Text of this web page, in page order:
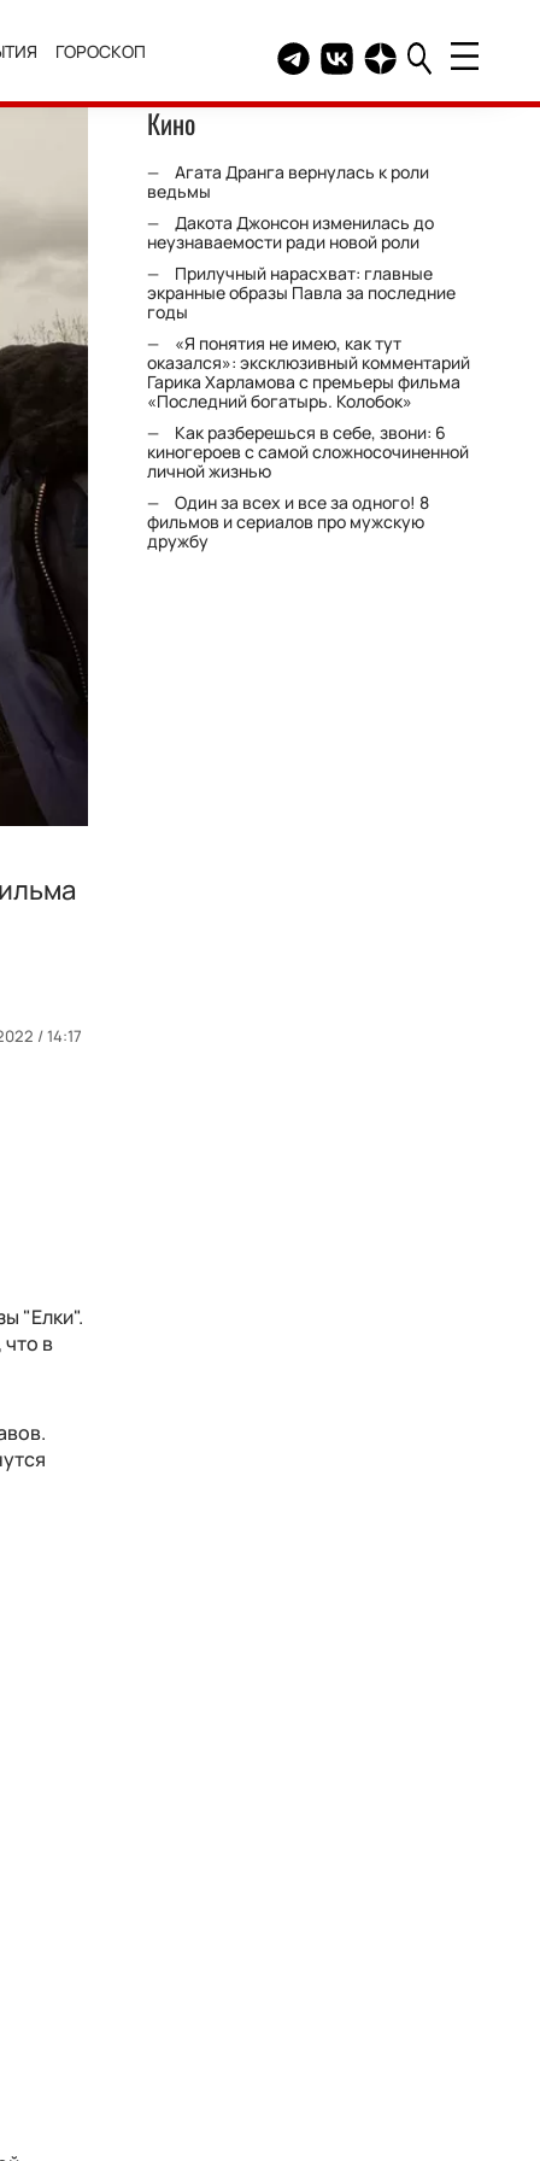
ГОРОСКОП Telegram канал HELLO
Группа HELLO
Канал HELLO в
/ 14:17
"Елки".
в
Кино
Агата Дранга вернулась к роли
ведьмы
Дакота Джонсон изменилась до
неузнаваемости ради новой роли
Прилучный нарасхват: главные
экранные образы Павла за последние
годы
«Я понятия не имею, как тут
оказался»: эксклюзивный комментарий
Гарика Харламова с премьеры фильма
«Последний богатырь. Колобок»
Как разберешься в себе, звони: 6
киногероев с самой сложносочиненной
личной жизнью
Один за всех и все за одного! 8
фильмов и сериалов про мужскую
дружбу